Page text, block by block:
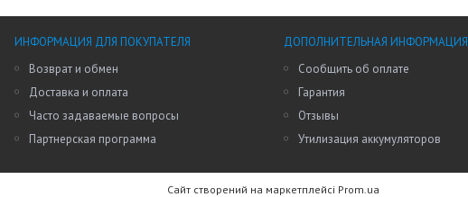
ИНФОРМАЦИЯ ДЛЯ ПОКУПАТЕЛЯ
Возврат и обмен
Доставка и оплата
Часто задаваемые вопросы
Партнерская программа
ДОПОЛНИТЕЛЬНАЯ ИНФОРМАЦИЯ
Сообщить об оплате
Гарантия
Отзывы
Утилизация аккумуляторов
Сайт створений на маркетплейсі Prom.ua